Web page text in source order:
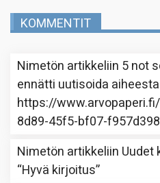
KOMMENTIT
Nimetön artikkeliin 5 not
ennätti uutisoida
https://
8d89-45f5-bf07-
Nimetön artikkeliin Uudet
“Hyvä kirjoitus”